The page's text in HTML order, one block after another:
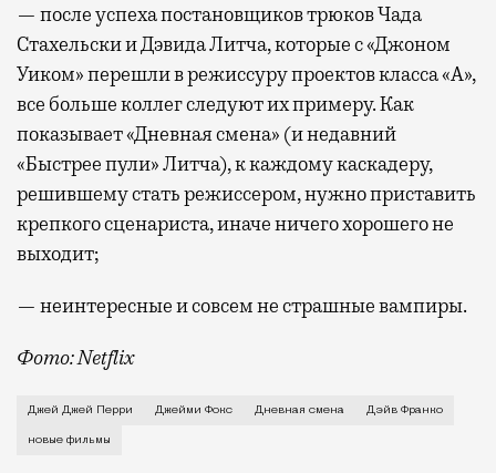
— после успеха постановщиков трюков Чада
Стахельски и Дэвида Литча, которые с «Джоном
Уиком» перешли в режиссуру проектов класса «А»,
все больше коллег следуют их примеру. Как
показывает «Дневная смена» (и недавний
«Быстрее пули» Литча), к каждому каскадеру,
решившему стать режиссером, нужно приставить
крепкого сценариста, иначе ничего хорошего не
выходит;
— неинтересные и совсем не страшные вампиры.
Фото: Netflix
Есть такая популярная теория, что фильмы о
Джей Джей Перри Джейми Фокс Дневная смена Дэйв Франко
новые фильмы